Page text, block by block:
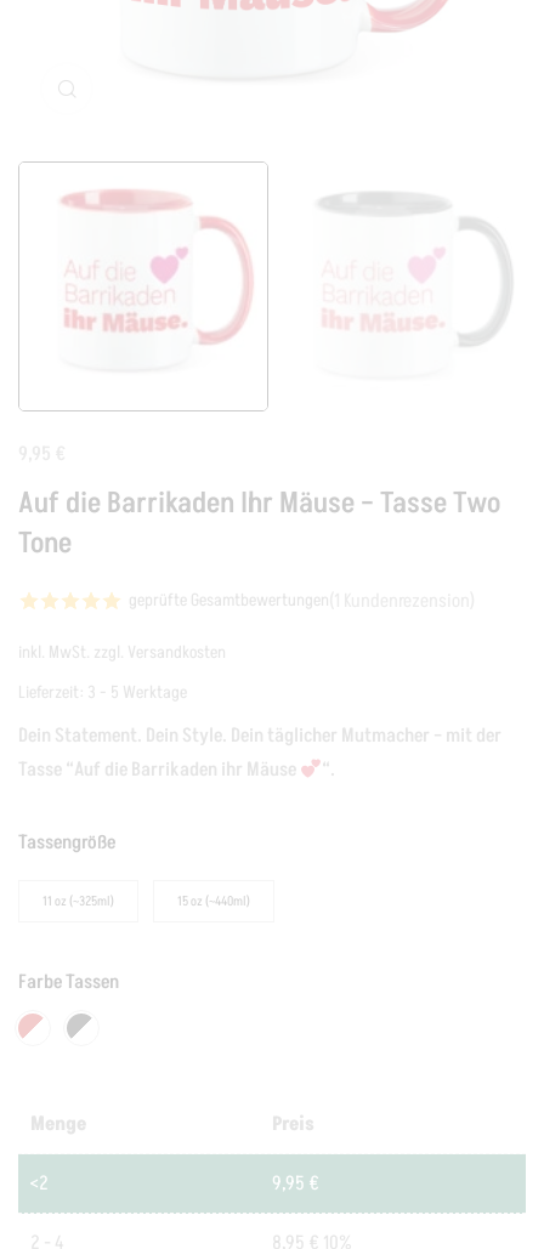
Auf die Barrikaden Ihr Mäuse – Tasse Two
Tone
mit 5.00von
5, basierend
Kundenbewertung
geprüfte Gesamtbewertungen
inkl. MwSt. zzgl. Versandkosten
Lieferzeit: 3 - 5 Werktage
Dein Statement. Dein Style. Dein täglicher Mutmacher – mit der
Tasse “Auf die Barrikaden ihr Mäuse
“.
Tassengröße
11 oz (~325ml) 15 oz (~440ml)
Farbe Tassen
Menge Preis
<2 9,95 €
2 - 4 8,95 € 10%